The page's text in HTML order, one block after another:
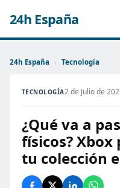
24h España
24h España › Tecnología
TECNOLOGÍA2 de Julio de
¿Qué va a
físicos?
tu colección